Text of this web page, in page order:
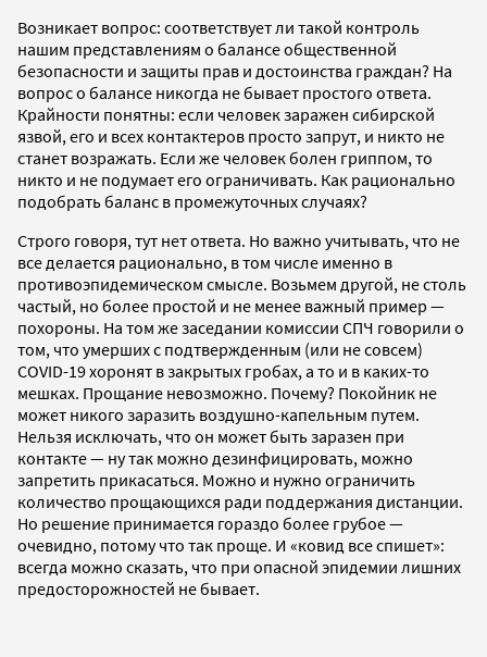
Возникает вопрос: соответствует ли такой контроль
нашим представлениям о балансе общественной
безопасности и защиты прав и достоинства граждан? На
вопрос о балансе никогда не бывает простого ответа.
Крайности понятны: если человек заражен сибирской
язвой, его и всех контактеров просто запрут, и никто не
станет возражать. Если же человек болен гриппом, то
никто и не подумает его ограничивать. Как рационально
подобрать баланс в промежуточных случаях?
Строго говоря, тут нет ответа. Но важно учитывать, что не
все делается рационально, в том числе именно в
противоэпидемическом смысле. Возьмем другой, не столь
частый, но более простой и не менее важный пример —
похороны. На том же заседании комиссии СПЧ говорили о
том, что умерших с подтвержденным (или не совсем)
COVID-19 хоронят в закрытых гробах, а то и в каких-то
мешках. Прощание невозможно. Почему? Покойник не
может никого заразить воздушно-капельным путем.
Нельзя исключать, что он может быть заразен при
контакте — ну так можно дезинфицировать, можно
запретить прикасаться. Можно и нужно ограничить
количество прощающихся ради поддержания дистанции.
Но решение принимается гораздо более грубое —
очевидно, потому что так проще. И «ковид все спишет»:
всегда можно сказать, что при опасной эпидемии лишних
предосторожностей не бывает.